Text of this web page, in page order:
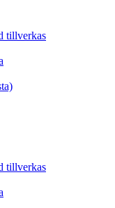
tillverkas
tillverkas